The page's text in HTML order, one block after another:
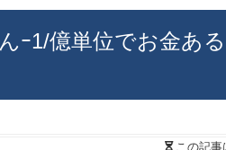
ｰ1/億単位でお金あ
この記事